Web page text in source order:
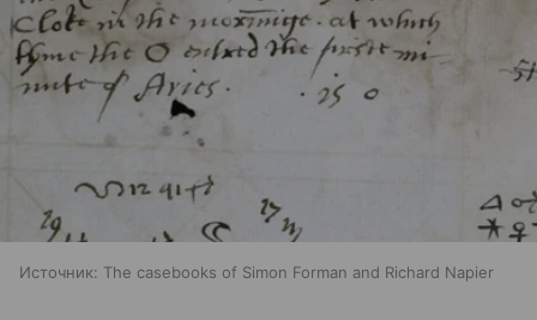
Источник: The casebooks of Simon Forman and Richard Napier